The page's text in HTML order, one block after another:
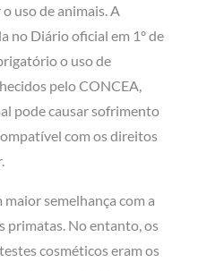
uso de animais. A
no Diário oficial em 1º de
o uso de
pelo CONCEA,
pode causar sofrimento
com os direitos
semelhança com a
primatas. No entanto, os
cosméticos eram os